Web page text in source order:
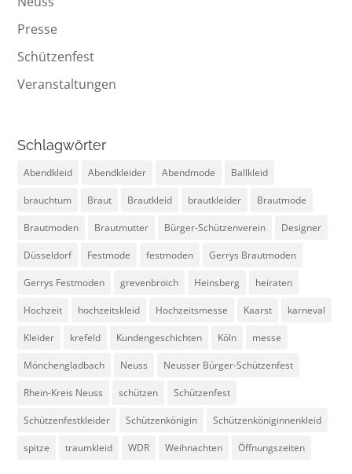
Presse
Schützenfest
Veranstaltungen
Schlagwörter
Abendkleid Abendkleider Abendmode Ballkleid
brauchtum Braut Brautkleid brautkleider Brautmode
Brautmoden Brautmutter Bürger-Schützenverein Designer
Düsseldorf Festmode festmoden Gerrys Brautmoden
Gerrys Festmoden grevenbroich Heinsberg heiraten
Hochzeit hochzeitskleid Hochzeitsmesse Kaarst karneval
Kleider krefeld Kundengeschichten Köln messe
Mönchengladbach Neuss Neusser Bürger-Schützenfest
Rhein-Kreis Neuss schützen Schützenfest
Schützenfestkleider Schützenkönigin Schützenköniginnenkleid
spitze traumkleid WDR Weihnachten Öffnungszeiten